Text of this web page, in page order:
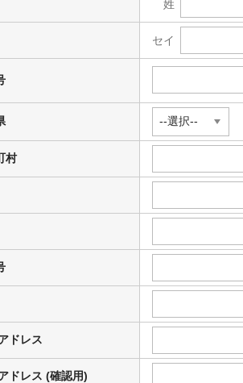
姓
セイ
村
ドレス
ドレス (確認用)